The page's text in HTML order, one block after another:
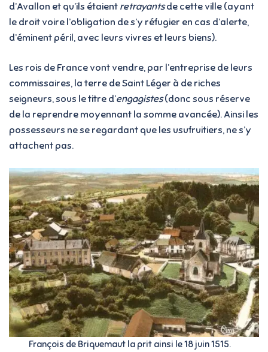
d’Avallon et qu’ils étaient retrayantsde cette ville (ayant
le droit voire l’obligation de s’y réfugier en cas d’alerte,
d’éminent péril, avec leurs vivres et leurs biens).
Les rois de France vont vendre, par l’entreprise de leurs
commissaires, la terre de Saint Léger à de riches
seigneurs, sous le titre d’engagistes(donc sous réserve
de la reprendre moyennant la somme avancée). Ainsi les
possesseurs ne se regardant que les usufruitiers, ne s’y
attachent pas.
François de Briquemaut la prit ainsi le 18 juin 1515.